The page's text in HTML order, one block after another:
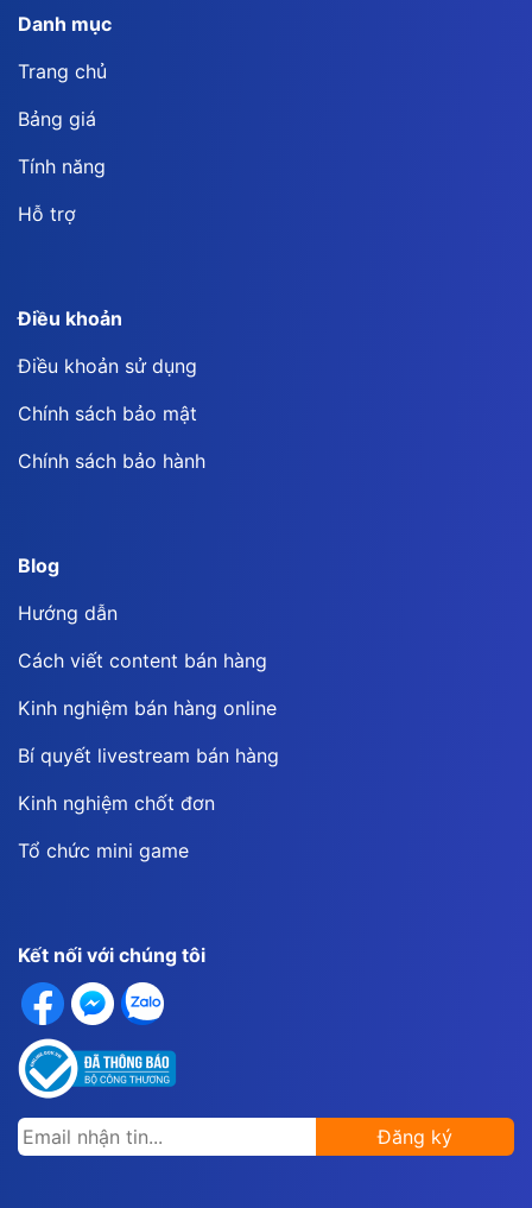
Danh mục
Trang chủ
Bảng giá
Tính năng
Hỗ trợ
Điều khoản
Điều khoản sử dụng
Chính sách bảo mật
Chính sách bảo hành
Blog
Hướng dẫn
Cách viết content bán hàng
Kinh nghiệm bán hàng online
Bí quyết livestream bán hàng
Kinh nghiệm chốt đơn
Tổ chức mini game
Kết nối với chúng tôi
Đăng ký